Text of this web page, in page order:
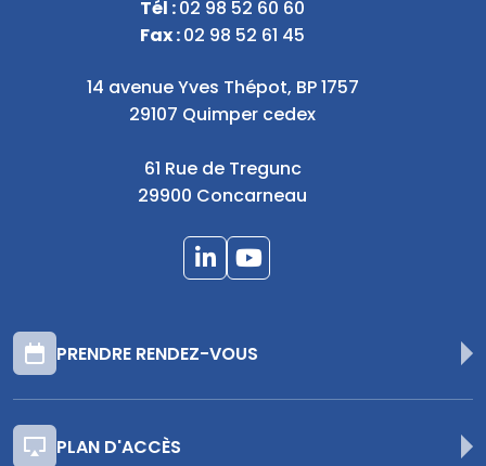
Tél : 02 98 52 60 60
Fax : 02 98 52 61 45
14 avenue Yves Thépot, BP 1757
29107 Quimper cedex
61 Rue de Tregunc
29900 Concarneau
PRENDRE RENDEZ-VOUS
PLAN D'ACCÈS